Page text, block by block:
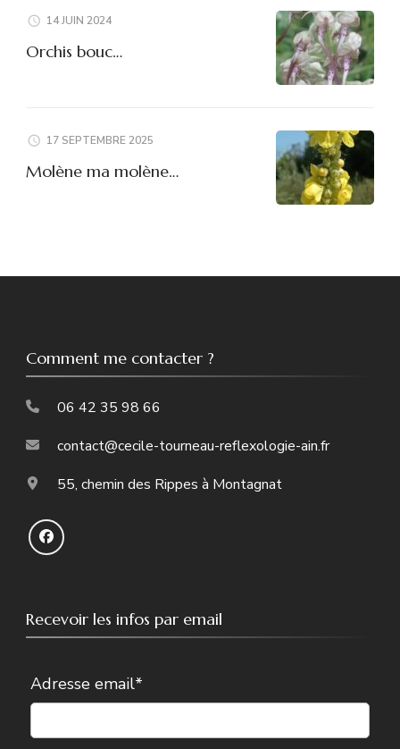
14 JUIN 2024
Orchis bouc…
17 SEPTEMBRE 2025
Molène ma molène…
Comment me contacter ?
06 42 35 98 66
contact@cecile-tourneau-reflexologie-ain.fr
55, chemin des Rippes à Montagnat
Recevoir les infos par email
Adresse email*